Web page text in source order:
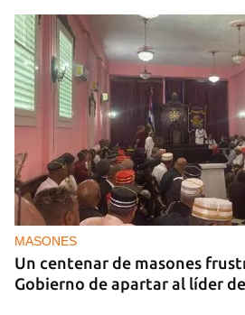
MASONES
Un centenar de masones
Gobierno de apartar al líder